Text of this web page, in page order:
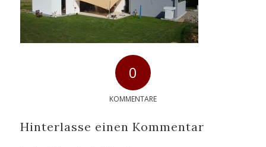
0
KOMMENTARE
Hinterlasse einen Kommentar